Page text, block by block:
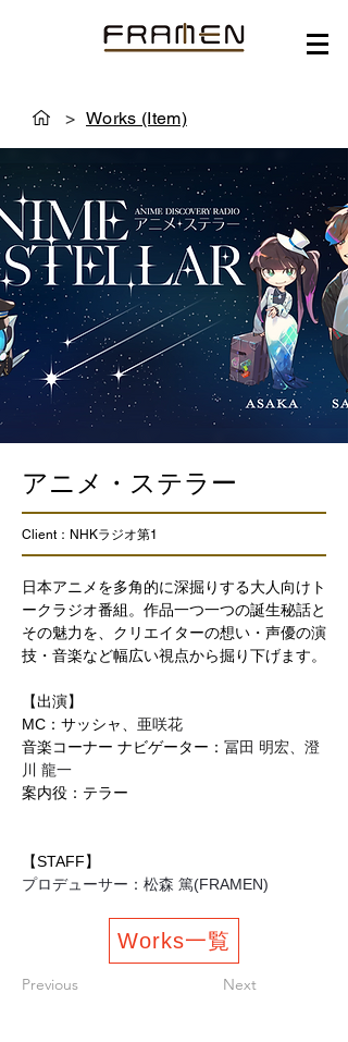
> Works (Item)
アニメ・ステラー​​
Client：NHKラジオ第1
日本アニメを多角的に深掘りする大人向けト
ークラジオ番組。作品一つ一つの誕生秘話と
その魅力を、クリエイターの想い・声優の演
技・音楽など幅広い視点から掘り下げます。
【出演】
MC：サッシャ、 亜咲花
音楽コーナー ナビゲーター： 冨田 明宏、澄
川 龍一
案内役：テラー
【STAFF】
プロデューサー：松森 篤(FRAMEN)
Works一覧
Previous Next